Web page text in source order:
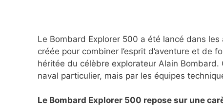
Le Bombard Explorer 500 a été lancé dans
créée pour combiner l’esprit d’aventure et de
héritée du célèbre explorateur Alain Bombard.
naval particulier, mais par les équipes
Le Bombard Explorer 500 repose sur une